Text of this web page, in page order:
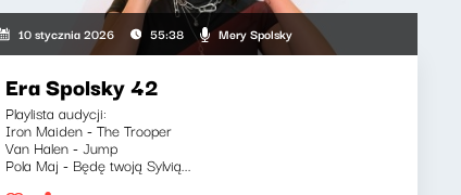
10 stycznia 2026 55:38 Mery Spolsky
Era Spolsky 42
Playlista audycji:
Iron Maiden - The Trooper
Van Halen - Jump
Pola Maj - Będę twoją Sylvią...